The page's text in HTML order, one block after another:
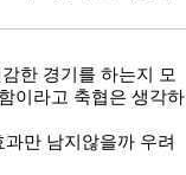
한 경기를 하는지 모
이라고 축협은 생각하
만 남지않을까 우려